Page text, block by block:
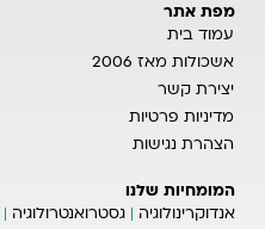
מפת אתר
עמוד בית
אשכולות מאז 2006
יצירת קשר
מדיניות פרטיות
הצהרת נגישות
המומחיות שלנו
אנדוקרינולוגיה
גסטרואנטרולוגיה